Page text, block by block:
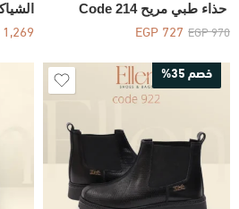
حذاء طبي مريح Code 214
EGP970
EGP727
1,269
خصم 35%